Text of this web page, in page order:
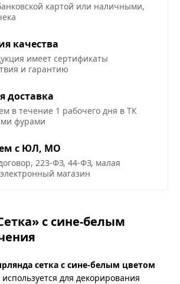
картой или наличными,
качества
имеет сертификаты
и гарантию
доставка
в течение 1 рабочего дня в ТК
фурами
с ЮЛ, МО
223-ФЗ, 44-ФЗ, малая
магазин
с сине-белым
сетка с сине-белым цветом
для декорирования